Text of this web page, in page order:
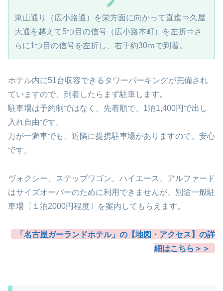
東山通り（広小路通）を栄方面に向かって直進⇒久屋
大通を越えて5つ目の信号（広小路本町）を左折⇒さ
らに1つ目の信号を左折し、右手約30ｍで到着。
ホテル内に51台収容できるタワーパーキングが完備され
ていますので、到着したらまず駐車します。
駐車場は予約制ではなく、先着順で、1泊1,400円で出し
入れ自由です。
万が一満車でも、近隣に提携駐車場がありますので、安心
です。
ヴォクシー、ステップワゴン、ハイエース、アルファード
はサイズオーバーのために利用できませんが、別途一般駐
車場〔１泊2000円程度〕を案内してもらえます。
「名古屋ガーランドホテル」の【地図・アクセス】の詳
細はこちら＞＞